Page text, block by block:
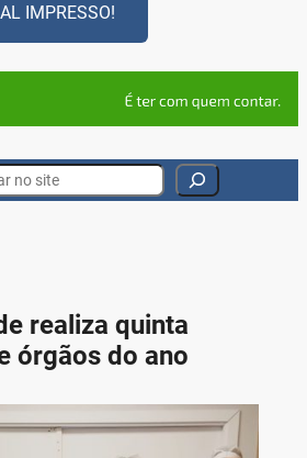
IMPRESSO!
realiza quinta
órgãos do ano